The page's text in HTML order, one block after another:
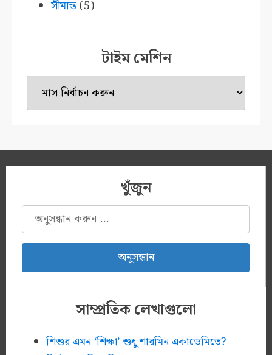
সীমান্ত(5)
টাইম মেশিন
টাইম
মেশিন
খুঁজুন
অনুসন্ধানঃ
সাম্প্রতিক লেখাগুলো
শিশুর এমন ‘শিক্ষা’ শুধু শারমিন একাডেমিতে?